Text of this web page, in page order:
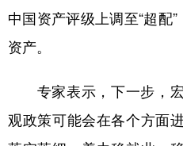
中国资产评级上调至“超配
资产。
专家表示，下一步，宏
观政策可能会在各个方面